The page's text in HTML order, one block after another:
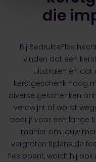
die
Bij BedrukteFles
vinden dat een
uitstralen en dat
kerstgeschenk hoog
diverse geschenken
verdwijnt of wordt
bedrijf voor een lange
manier om jouw
vergroten tijdens de
fles opent, wordt hij